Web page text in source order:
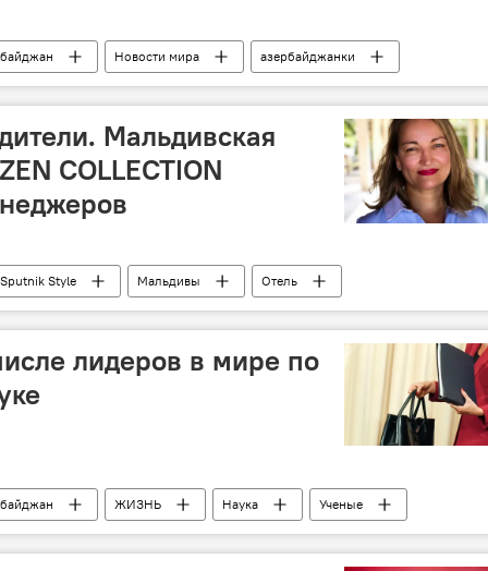
Новости мира азербайджанки
Мальдивская
COLLECTION
Sputnik Style Мальдивы Отель
лидеров в мире по
ЖИЗНЬ Наука Ученые